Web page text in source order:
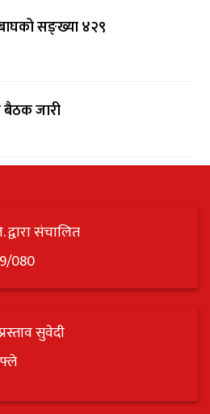
सङ्ख्या ४२९
बैठक जारी
द्वारा संचालित
080
सुवेदी